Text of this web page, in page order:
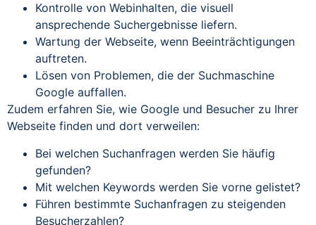
Kontrolle von Webinhalten, die visuell
ansprechende Suchergebnisse liefern.
Wartung der Webseite, wenn Beeinträchtigungen
auftreten.
Lösen von Problemen, die der Suchmaschine
Google auffallen.
Zudem erfahren Sie, wie Google und Besucher zu Ihrer
Webseite finden und dort verweilen:
Bei welchen Suchanfragen werden Sie häufig
gefunden?
Mit welchen Keywords werden Sie vorne gelistet?
Führen bestimmte Suchanfragen zu steigenden
Besucherzahlen?